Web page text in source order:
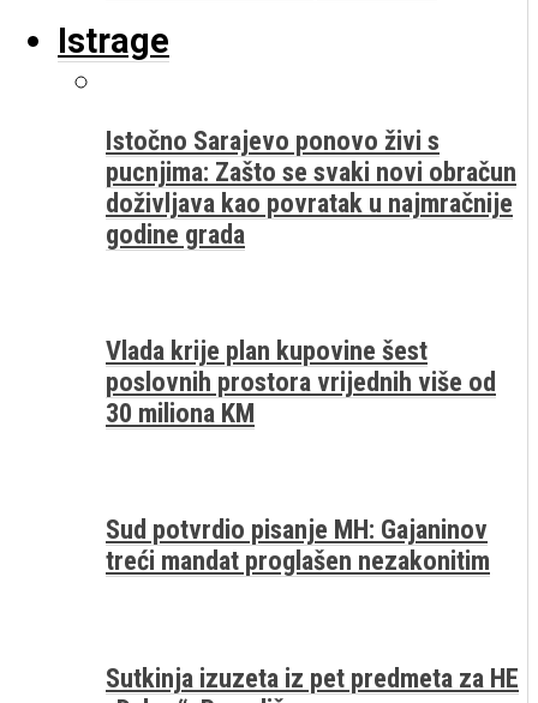
Istrage
Istočno Sarajevo ponovo živi s
pucnjima: Zašto se svaki novi obračun
doživljava kao povratak u najmračnije
godine grada
Vlada krije plan kupovine šest
poslovnih prostora vrijednih više od
30 miliona KM
Sud potvrdio pisanje MH: Gajaninov
treći mandat proglašen nezakonitim
Sutkinja izuzeta iz pet predmeta za HE